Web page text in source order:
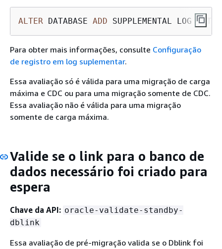
ALTER DATABASE ADD SUPPLEMENTAL LOG DATA
Para obter mais informações, consulte Configuração
de registro em log suplementar.
Essa avaliação só é válida para uma migração de carga
máxima e CDC ou para uma migração somente de CDC.
Essa avaliação não é válida para uma migração
somente de carga máxima.
Valide se o link para o banco de
dados necessário foi criado para
espera
Chave da API: oracle-validate-standby-
dblink
Essa avaliação de pré-migração valida se o Dblink foi